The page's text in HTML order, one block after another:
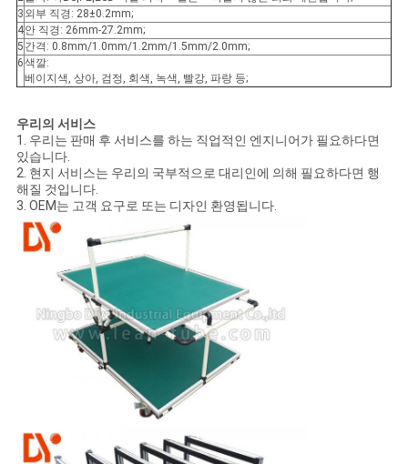
3 외부 직경: 28±0.2mm;
4안 직경: 26mm-27.2mm;
5 간격: 0.8mm/1.0mm/1.2mm/1.5mm/2.0mm;
6색깔:
베이지색, 상아, 검정, 회색, 녹색, 빨강, 파랑 등;
우리의 서비스
1. 우리는 판매 후 서비스를 하는 직업적인 엔지니어가 필요하다면
있습니다.
2. 현지 서비스는 우리의 국부적으로 대리인에 의해 필요하다면 행
해질 것입니다.
3. OEM는 고객 요구로 또는 디자인 환영됩니다.